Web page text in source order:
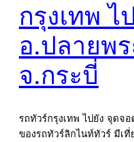
กรุงเทพ ไ
อ.ปลายพ
จ.กระบี่
รถทัวร์กรุงเทพ ไปยัง จุดจ
ของรถทัวร์ลิกไนท์ทัวร์ มีเที่